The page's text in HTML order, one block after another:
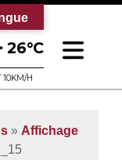
site officiel de la
26°C
10KM/H
» Affichage